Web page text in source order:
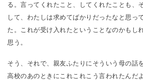
る。言ってくれたこと、してくれたことも、
して、わたしは求めてばかりだったなと思っ
た。これが受け入れたということなのかもし
思う。
そう、それで、親友ふたりにそういう母の話
高校のあのときにこれこれこう言われたんだ